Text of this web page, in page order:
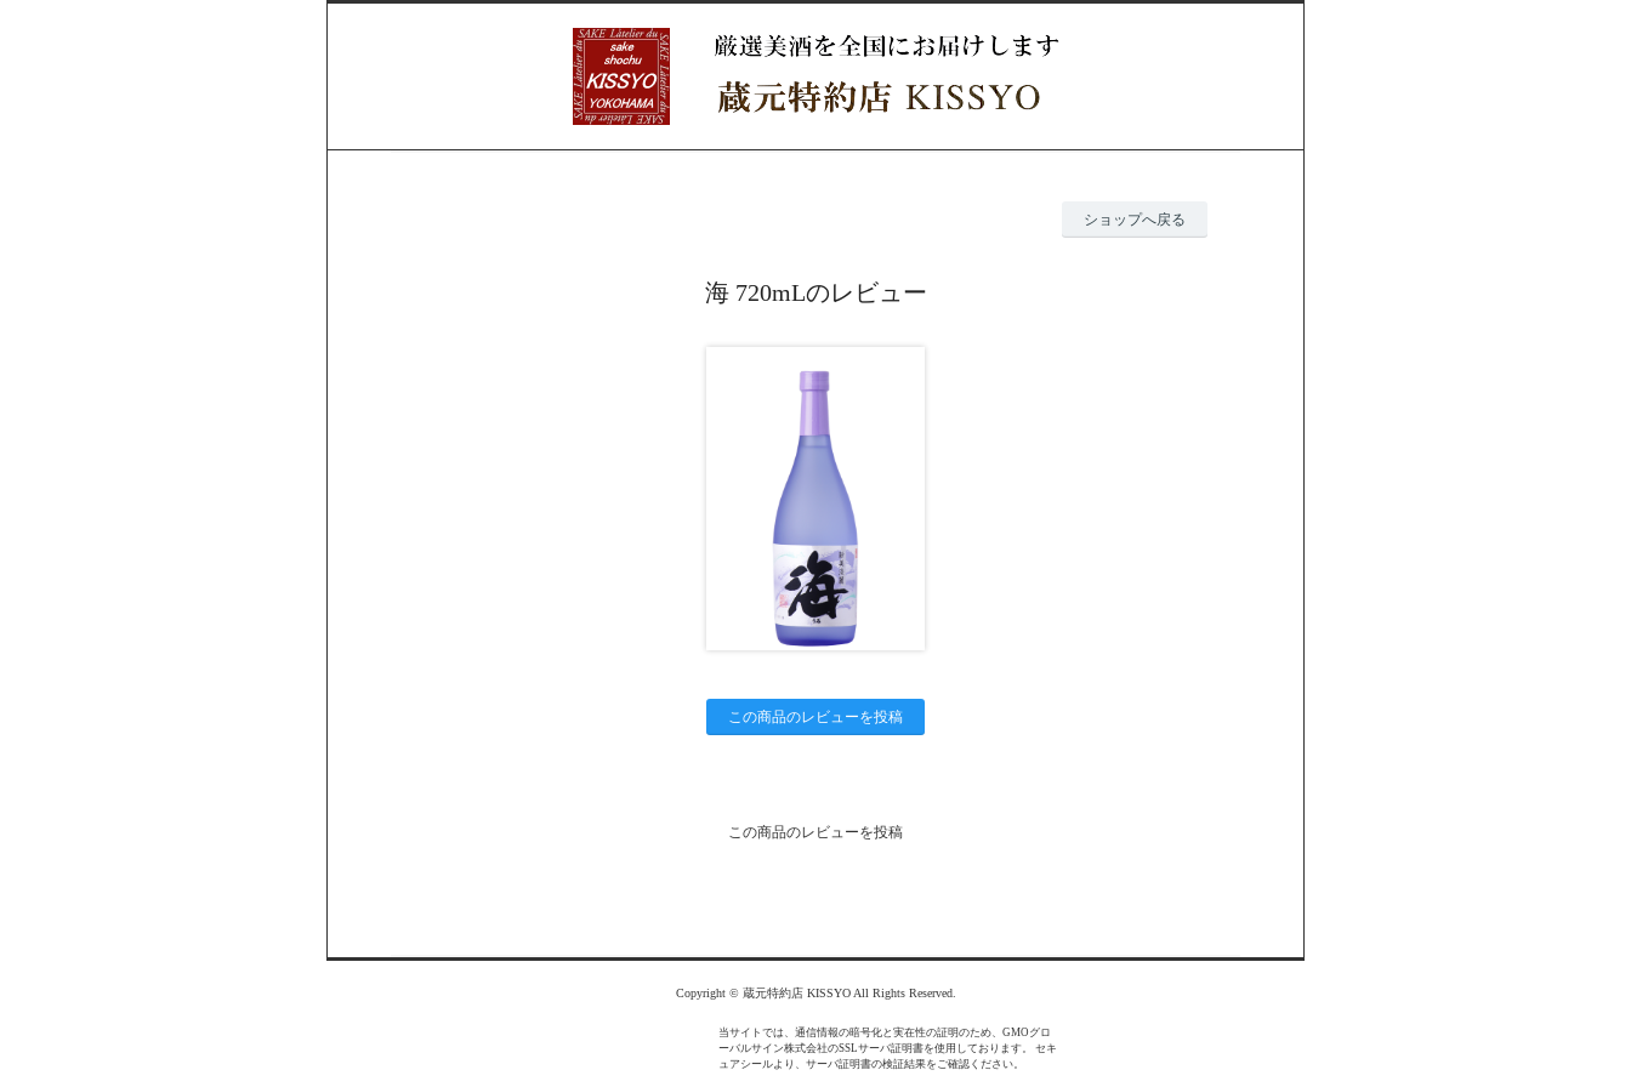
ショップへ戻る
海 720mLのレビュー
この商品のレビューを投稿
この商品のレビューを投稿
Copyright © 蔵元特約店 KISSYO All Rights Reserved.
当サイトでは、通信情報の暗号化と実在性の証明のため、GMOグロ
ーバルサイン株式会社のSSLサーバ証明書を使用しております。 セキ
ュアシールより、サーバ証明書の検証結果をご確認ください。